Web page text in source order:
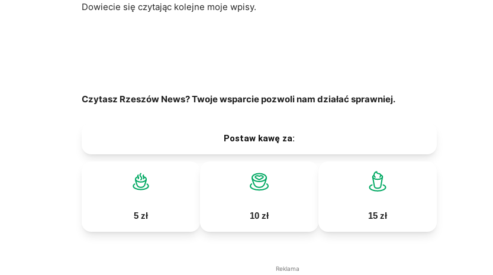
Dowiecie się czytając kolejne moje wpisy.
Czytasz Rzeszów News? Twoje wsparcie pozwoli nam działać sprawniej.
Postaw kawę za:
5 zł 10 zł 15 zł
Reklama